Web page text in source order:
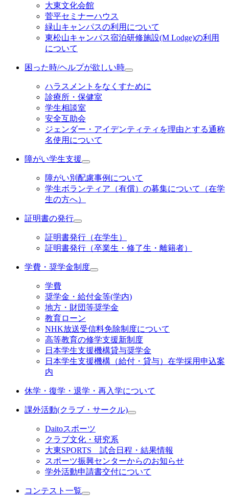
大東文化会館
菅平セミナーハウス
緑山キャンパスの利用について
東松山キャンパス宿泊研修施設(M Lodge)の利用
について
困った時/ヘルプが欲しい時
ハラスメントをなくすために
診療所・保健室
学生相談室
安全互助会
ジェンダー・アイデンティティを理由とする通称
名使用について
障がい学生支援
障がい別配慮事例について
学生ボランティア（有償）の募集について（在学
生の方へ）
証明書の発行
証明書発行（在学生）
証明書発行（卒業生・修了生・離籍者）
学費・奨学金制度
学費
奨学金・給付金等(学内)
地方・財団等奨学金
教育ローン
NHK放送受信料免除制度について
高等教育の修学支援新制度
日本学生支援機構貸与奨学金
日本学生支援機構（給付・貸与）在学採用申込案
内
休学・復学・退学・再入学について
課外活動(クラブ・サークル)
Daitoスポーツ
クラブ文化・研究系
大東SPORTS 試合日程・結果情報
スポーツ振興センターからのお知らせ
学外活動申請書交付について
コンテスト一覧